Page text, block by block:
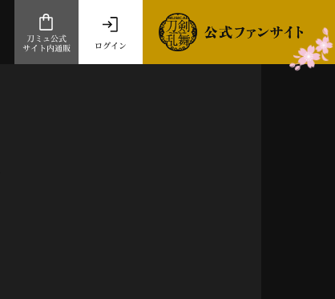
ログイン
刀ミュ公式
サイト内通販